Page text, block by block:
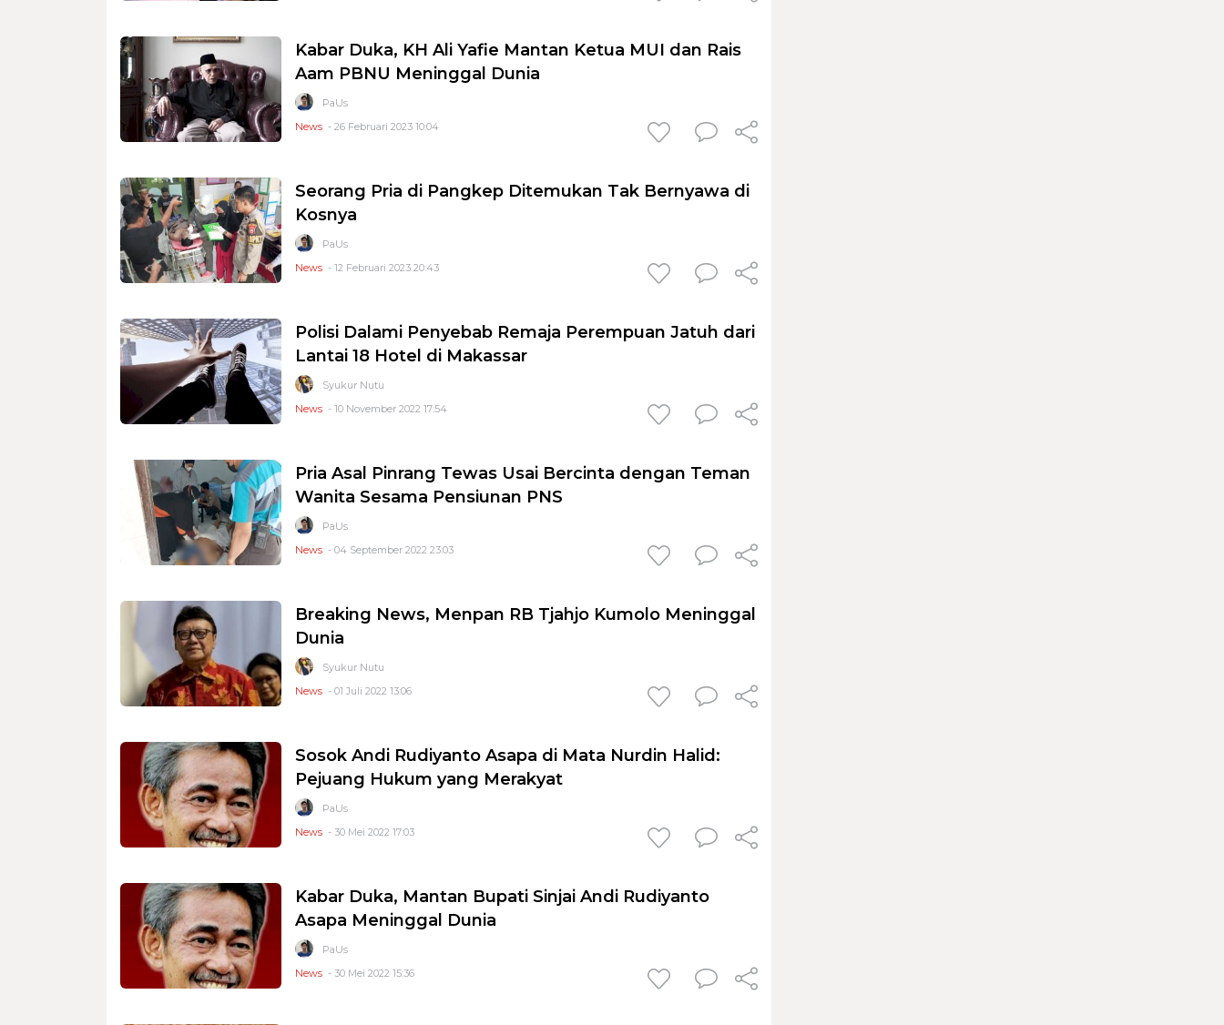
Kabar Duka, KH Ali Yafie Mantan Ketua MUI dan Rais
Aam PBNU Meninggal Dunia
PaUs
News - 26 Februari 2023 10:04
Seorang Pria di Pangkep Ditemukan Tak Bernyawa di
Kosnya
PaUs
News - 12 Februari 2023 20:43
Polisi Dalami Penyebab Remaja Perempuan Jatuh dari
Lantai 18 Hotel di Makassar
Syukur Nutu
News - 10 November 2022 17:54
Pria Asal Pinrang Tewas Usai Bercinta dengan Teman
Wanita Sesama Pensiunan PNS
PaUs
News - 04 September 2022 23:03
Breaking News, Menpan RB Tjahjo Kumolo Meninggal
Dunia
Syukur Nutu
News - 01 Juli 2022 13:06
Sosok Andi Rudiyanto Asapa di Mata Nurdin Halid:
Pejuang Hukum yang Merakyat
PaUs
News - 30 Mei 2022 17:03
Kabar Duka, Mantan Bupati Sinjai Andi Rudiyanto
Asapa Meninggal Dunia
PaUs
News - 30 Mei 2022 15:36